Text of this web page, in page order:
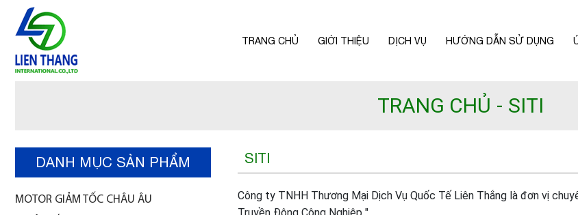
TRANG CHỦ GIỚI THIỆU DỊCH VỤ HƯỚNG DẪN SỬ DỤNG
TRANG CHỦ SITI
DANH MỤC SẢN PHẨM
MOTOR GIẢM TỐC CHÂU ÂU
SITI
Công ty TNHH Thương Mại Dịch Vụ Quốc Tế Liên Thắng là đơn vị